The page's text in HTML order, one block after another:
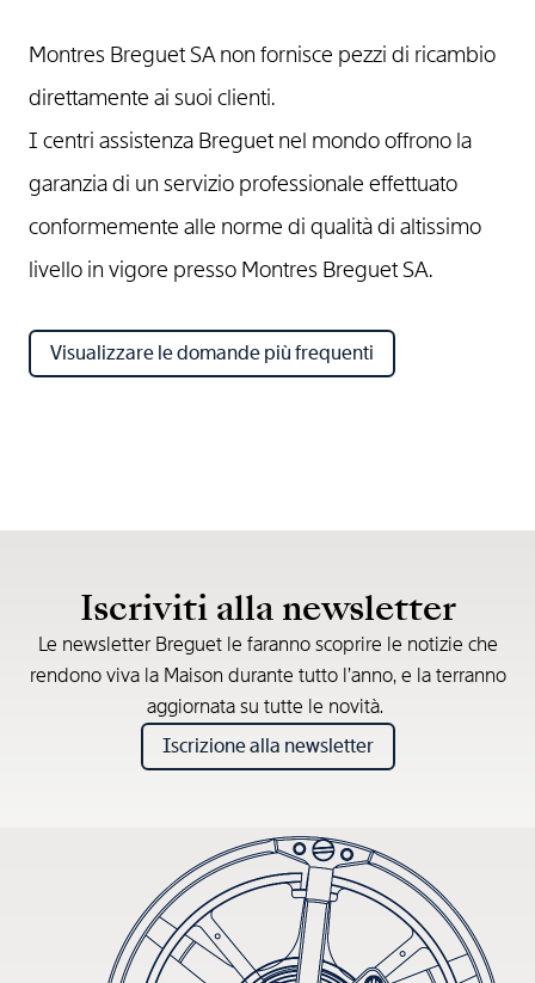
Montres Breguet SA non fornisce pezzi di ricambio
direttamente ai suoi clienti.
I centri assistenza Breguet nel mondo offrono la
garanzia di un servizio professionale effettuato
conformemente alle norme di qualità di altissimo
livello in vigore presso Montres Breguet SA.
Visualizzare le domande più frequenti
Iscriviti alla newsletter
Le newsletter Breguet le faranno scoprire le notizie che
rendono viva la Maison durante tutto l’anno, e la terranno
aggiornata su tutte le novità.
Iscrizione alla newsletter